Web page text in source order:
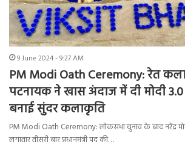
9 June 2024 - 9:27 AM
PM Modi Oath Ceremony: रेत
पटनायक ने खास अंदाज में दी मोदी
बनाई सुंदर कलाकृति
PM Modi Oath Ceremony: लोकसभा चुनाव के बाद नरेंद्र
लगातार तीसरी बार प्रधानमंत्री पद की…